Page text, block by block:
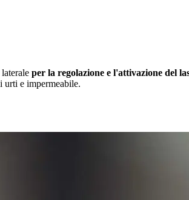
per la regolazione e l'attivazione del
urti e impermeabile.